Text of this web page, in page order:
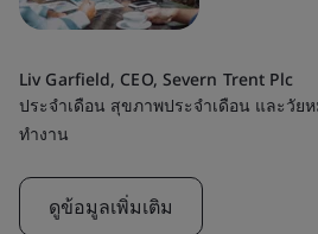
Liv Garfield, CEO, Severn Trent Plc
ประจำเดือน สุขภาพประจำเดือน และวัย
ทำงาน
ดูข้อมูลเพิ่มเติม